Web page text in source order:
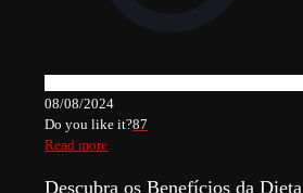
08/08/2024
Do you like it?87
Read more
Descubra os Benefícios da Dieta